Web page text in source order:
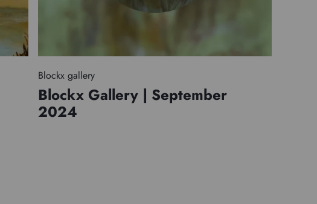
Blockx gallery
Blockx Gallery | September
2024